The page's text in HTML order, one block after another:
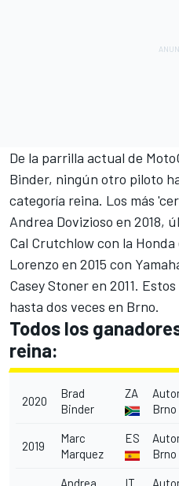
De la parrilla actual de
Binder, ningún otro piloto
categoría reina. Los más
Andrea Dovizioso en 2018,
Cal Crutchlowcon la Honda
Lorenzo en 2015 con
Casey Stoner en 2011.
hasta dos veces en Brno.
Todos los
reina:
2020
Brad
Binder
ZA
Brno
2019
Marc
Marquez
ES
Brno
Andrea IT